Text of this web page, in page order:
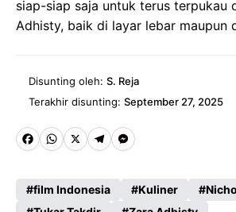
siap-siap saja untuk terus terpukau
Adhisty, baik di layar lebar maupun
Disunting oleh: S. Reja
Terakhir disunting: September 27, 2025
Fa
b
W
ts
X
Te
gr
M
film Indonesia Kuliner